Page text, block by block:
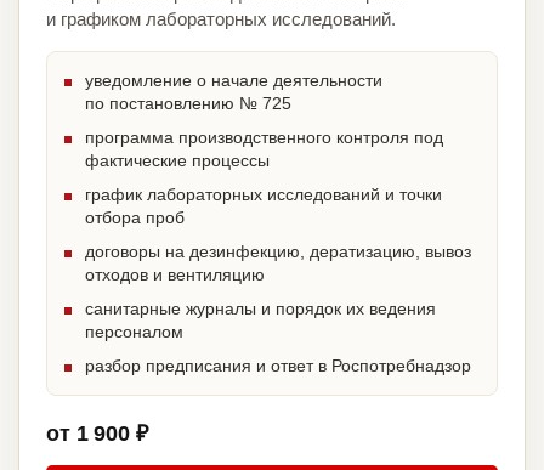
и графиком лабораторных исследований.
уведомление о начале деятельности
по постановлению № 725
программа производственного контроля под
фактические процессы
график лабораторных исследований и точки
отбора проб
договоры на дезинфекцию, дератизацию, вывоз
отходов и вентиляцию
санитарные журналы и порядок их ведения
персоналом
разбор предписания и ответ в Роспотребнадзор
от 1 900 ₽